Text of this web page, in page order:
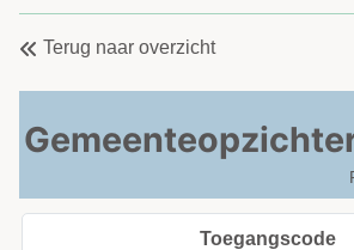
Terug naar overzicht
Toegangscode